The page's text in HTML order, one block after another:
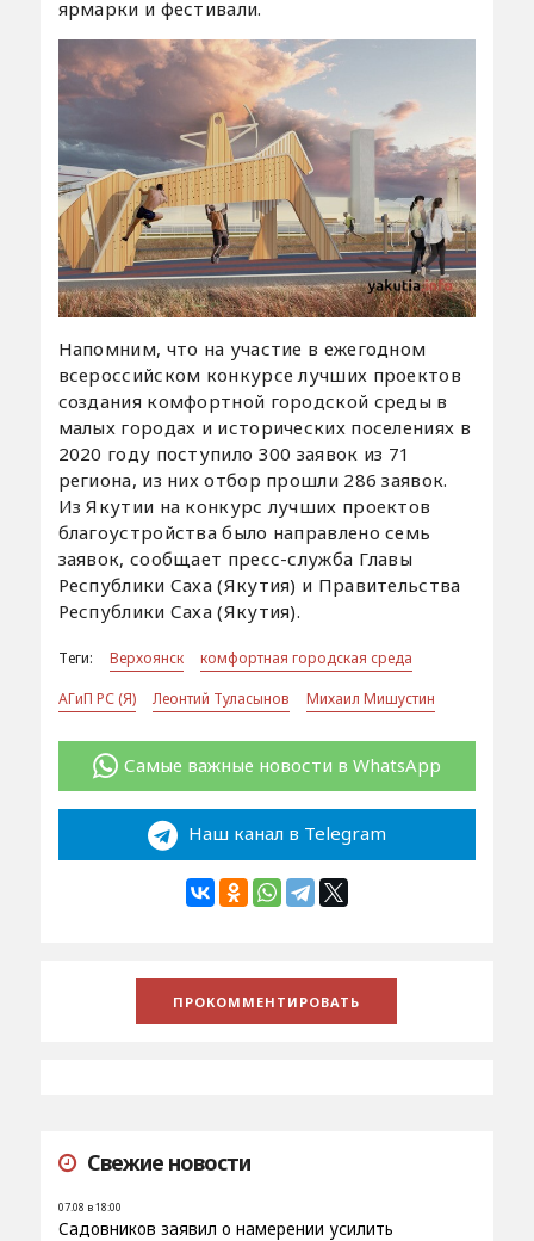
ярмарки и фестивали.
Напомним, что на участие в ежегодном
всероссийском конкурсе лучших проектов
создания комфортной городской среды в
малых городах и исторических поселениях в
2020 году поступило 300 заявок из 71
региона, из них отбор прошли 286 заявок.
Из Якутии на конкурс лучших проектов
благоустройства было направлено семь
заявок, сообщает пресс-служба Главы
Республики Саха (Якутия) и Правительства
Республики Саха (Якутия).
Теги: Верхоянск
комфортная городская среда
АГиП РС (Я)
Леонтий Туласынов Михаил Мишустин
Самые важные новости в WhatsApp
Наш канал в Telegram
Свежие новости
07.08 в 18:00
Садовников заявил о намерении усилить